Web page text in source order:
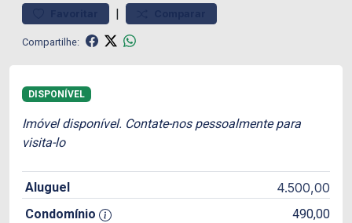
|
Compartilhe:
DISPONÍVEL
Imóvel disponível. Contate-nos pessoalmente para
visita-lo
Aluguel 4.500,00
Condomínio
490,00